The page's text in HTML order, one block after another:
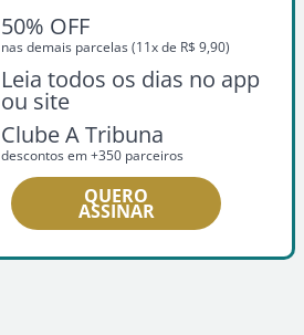
50% OFF
nas demais parcelas (11x de R$ 9,90)
Leia todos os dias no app
ou site
Clube A Tribuna
descontos em +350 parceiros
QUERO
ASSINAR